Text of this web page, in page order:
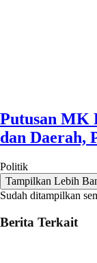
Putusan MK
dan Daerah,
Politik
Tampilkan Lebih
Sudah ditampilkan
Berita Terkait